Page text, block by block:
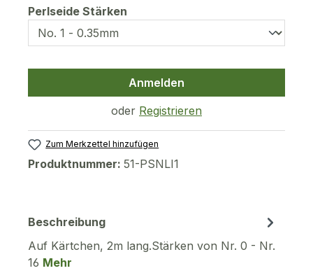
Perlseide Stärken
Anmelden
oder Registrieren
Zum Merkzettel hinzufügen
Produktnummer: 51-PSNLI1
Beschreibung
Auf Kärtchen, 2m lang.Stärken von Nr. 0 - Nr.
16 Mehr